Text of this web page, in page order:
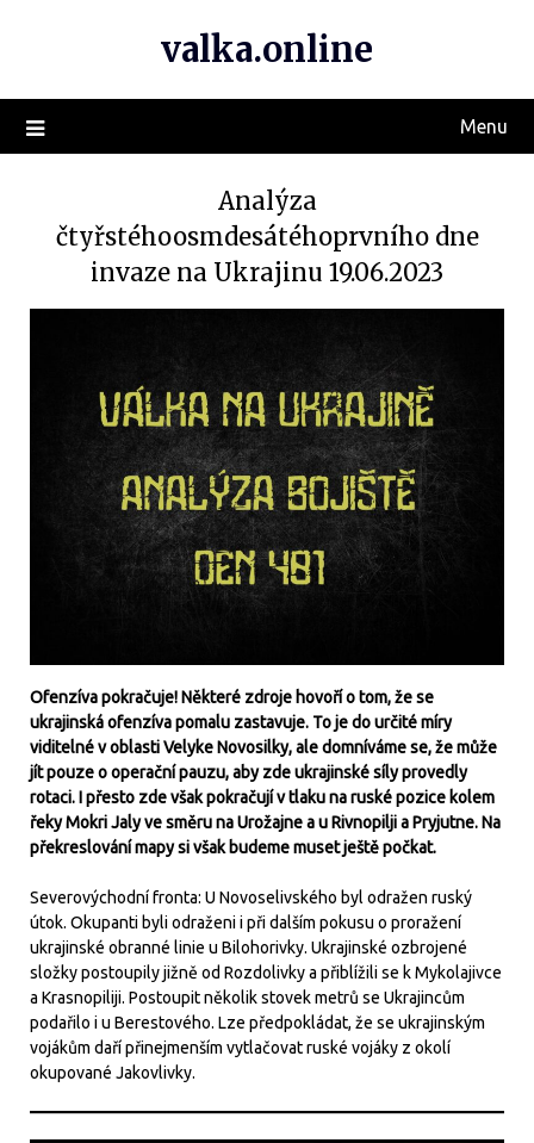
valka.online
Menu
Analýza
čtyřstéhoosmdesátéhoprvního dne
invaze na Ukrajinu 19.06.2023
Ofenzíva pokračuje! Některé zdroje hovoří o tom, že se
ukrajinská ofenzíva pomalu zastavuje. To je do určité míry
viditelné v oblasti Velyke Novosilky, ale domníváme se, že může
jít pouze o operační pauzu, aby zde ukrajinské síly provedly
rotaci. I přesto zde však pokračují v tlaku na ruské pozice kolem
řeky Mokri Jaly ve směru na Urožajne a u Rivnopilji a Pryjutne. Na
překreslování mapy si však budeme muset ještě počkat.
Severovýchodní fronta: U Novoselivského byl odražen ruský
útok. Okupanti byli odraženi i při dalším pokusu o proražení
ukrajinské obranné linie u Bilohorivky. Ukrajinské ozbrojené
složky postoupily jižně od Rozdolivky a přiblížili se k Mykolajivce
a Krasnopiliji. Postoupit několik stovek metrů se Ukrajincům
podařilo i u Berestového. Lze předpokládat, že se ukrajinským
vojákům daří přinejmenším vytlačovat ruské vojáky z okolí
okupované Jakovlivky.